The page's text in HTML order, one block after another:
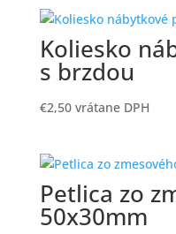
Koliesko
s brzdou
€2,50 vrátane DPH
Petlica zo
50x30mm